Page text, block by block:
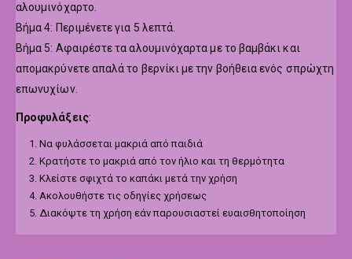
αλουμινόχαρτο.
Βήμα 4: Περιμένετε για 5 λεπτά.
Βήμα 5: Αφαιρέστε τα αλουμινόχαρτα με το βαμβάκι και
απομακρύνετε απαλά το βερνίκι με την βοήθεια ενός σπρώχτη
επωνυχίων.
Προφυλάξεις:
Να φυλάσσεται μακριά από παιδιά
Κρατήστε το μακριά από τον ήλιο και τη θερμότητα
Κλείστε σφιχτά το καπάκι μετά την χρήση
Ακολουθήστε τις οδηγίες χρήσεως
Διακόψτε τη χρήση εάν παρουσιαστεί ευαισθητοποίηση